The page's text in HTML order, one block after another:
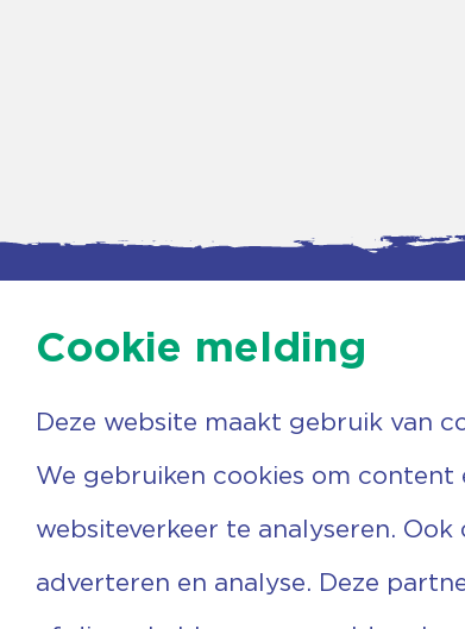
Agenda
Nieuwsbrief
Vrijwilligers
Steun ons
Cookie melding
Deze website maakt gebruik van
We gebruiken cookies om
websiteverkeer te analyseren.
adverteren en analyse. Deze